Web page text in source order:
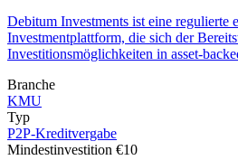
Debitum Investments ist eine regulierte
Investmentplattform, die sich der
Investitionsmöglichkeiten in asset-
Branche
KMU
Typ
P2P-Kreditvergabe
Mindestinvestition €10